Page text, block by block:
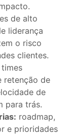
de alto
liderança
o risco
clientes.
retenção de
de
para trás.
roadmap,
e prioridades